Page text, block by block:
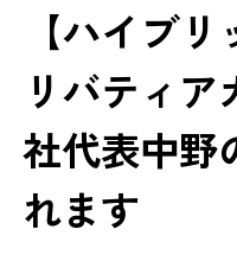
【ハイブ
リバティ
社代表中野
れます